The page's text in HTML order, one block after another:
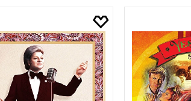
SEPETE EKLE